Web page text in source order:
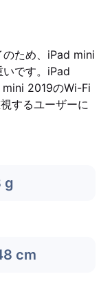
ため、iPad mini
です。iPad
2019のWi-Fi
するユーザーに
g
cm